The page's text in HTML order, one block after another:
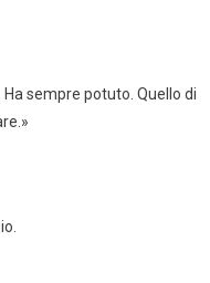
Ha sempre potuto. Quello di